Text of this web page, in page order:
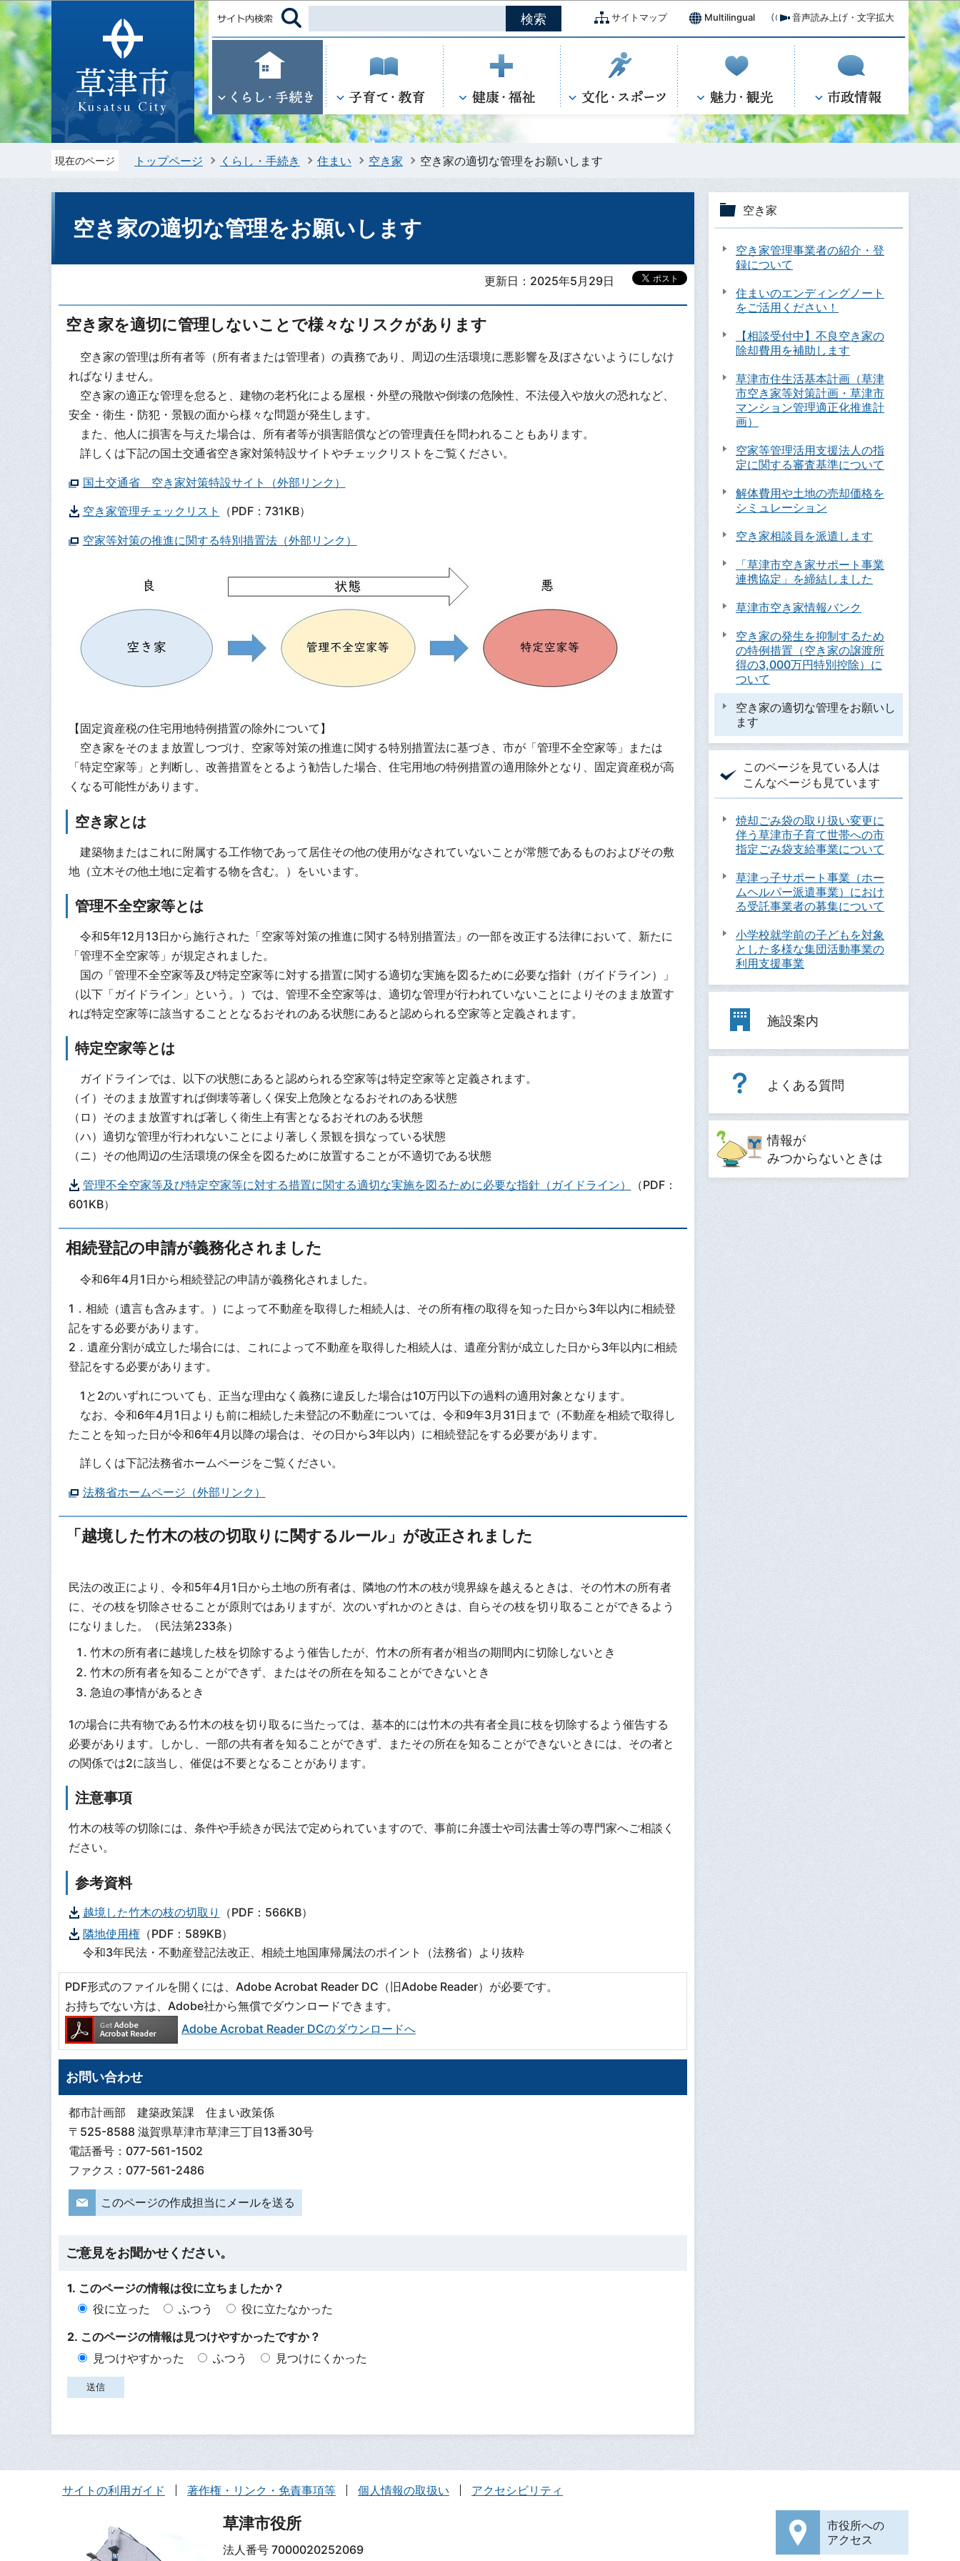
このページの本文へ移動
サイトマップ Multilingual 音声読み上げ・文字拡大
現在のページ トップページ くらし・手続き 住まい 空き家 空き家の適切な管理をお願いします
空き家の適切な管理をお願いします
更新日：2025年5月29日
空き家を適切に管理しないことで様々なリスクがあります
空き家の管理は所有者等（所有者または管理者）の責務であり、周辺の生活環境に悪影響を及ぼさないようにしなけ
ればなりません。
空き家の適正な管理を怠ると、建物の老朽化による屋根・外壁の飛散や倒壊の危険性、不法侵入や放火の恐れなど、
安全・衛生・防犯・景観の面から様々な問題が発生します。
また、他人に損害を与えた場合は、所有者等が損害賠償などの管理責任を問われることもあります。
詳しくは下記の国土交通省空き家対策特設サイトやチェックリストをご覧ください。
国土交通省 空き家対策特設サイト（外部リンク）
空き家管理チェックリスト （PDF：731KB）
空家等対策の推進に関する特別措置法（外部リンク）
【固定資産税の住宅用地特例措置の除外について】
空き家をそのまま放置しつづけ、空家等対策の推進に関する特別措置法に基づき、市が「管理不全空家等」または
「特定空家等」と判断し、改善措置をとるよう勧告した場合、住宅用地の特例措置の適用除外となり、固定資産税が高
くなる可能性があります。
空き家とは
建築物またはこれに附属する工作物であって居住その他の使用がなされていないことが常態であるものおよびその敷
地（立木その他土地に定着する物を含む。）をいいます。
管理不全空家等とは
令和5年12月13日から施行された「空家等対策の推進に関する特別措置法」の一部を改正する法律において、新たに
「管理不全空家等」が規定されました。
国の「管理不全空家等及び特定空家等に対する措置に関する適切な実施を図るために必要な指針（ガイドライン）」
（以下「ガイドライン」という。）では、管理不全空家等は、適切な管理が行われていないことによりそのまま放置す
れば特定空家等に該当することとなるおそれのある状態にあると認められる空家等と定義されます。
特定空家等とは
ガイドラインでは、以下の状態にあると認められる空家等は特定空家等と定義されます。
（イ）そのまま放置すれば倒壊等著しく保安上危険となるおそれのある状態
（ロ）そのまま放置すれば著しく衛生上有害となるおそれのある状態
（ハ）適切な管理が行われないことにより著しく景観を損なっている状態
（ニ）その他周辺の生活環境の保全を図るために放置することが不適切である状態
管理不全空家等及び特定空家等に対する措置に関する適切な実施を図るために必要な指針（ガイドライン）
（PDF：
601KB）
相続登記の申請が義務化されました
令和6年4月1日から相続登記の申請が義務化されました。
1．相続（遺言も含みます。）によって不動産を取得した相続人は、その所有権の取得を知った日から3年以内に相続登
記をする必要があります。
2．遺産分割が成立した場合には、これによって不動産を取得した相続人は、遺産分割が成立した日から3年以内に相続
登記をする必要があります。
1と2のいずれについても、正当な理由なく義務に違反した場合は10万円以下の過料の適用対象となります。
なお、令和6年4月1日よりも前に相続した未登記の不動産については、令和9年3月31日まで（不動産を相続で取得し
たことを知った日が令和6年4月以降の場合は、その日から3年以内）に相続登記をする必要があります。
詳しくは下記法務省ホームページをご覧ください。
法務省ホームページ（外部リンク）
「越境した竹木の枝の切取りに関するルール」が改正されました
民法の改正により、令和5年4月1日から土地の所有者は、隣地の竹木の枝が境界線を越えるときは、その竹木の所有者
に、その枝を切除させることが原則ではありますが、次のいずれかのときは、自らその枝を切り取ることができるよう
になりました。（民法第233条）
竹木の所有者に越境した枝を切除するよう催告したが、竹木の所有者が相当の期間内に切除しないとき
竹木の所有者を知ることができず、またはその所在を知ることができないとき
急迫の事情があるとき
1の場合に共有物である竹木の枝を切り取るに当たっては、基本的には竹木の共有者全員に枝を切除するよう催告する
必要があります。しかし、一部の共有者を知ることができず、またその所在を知ることができないときには、その者と
の関係では2に該当し、催促は不要となることがあります。
注意事項
竹木の枝等の切除には、条件や手続きが民法で定められていますので、事前に弁護士や司法書士等の専門家へご相談く
ださい。
参考資料
越境した竹木の枝の切取り
（PDF：566KB）
隣地使用権（PDF：589KB）
令和3年民法・不動産登記法改正、相続土地国庫帰属法のポイント（法務省）より抜粋
PDF形式のファイルを開くには、Adobe Acrobat Reader DC（旧Adobe Reader）が必要です。
お持ちでない方は、Adobe社から無償でダウンロードできます。
Adobe Acrobat Reader DCのダウンロードへ
お問い合わせ
都市計画部 建築政策課 住まい政策係
〒525-8588 滋賀県草津市草津三丁目13番30号
電話番号：077-561-1502
ファクス：077-561-2486
このページの作成担当にメールを送る
ご意見をお聞かせください。
1. このページの情報は役に立ちましたか？
役に立った
ふつう
役に立たなかった
2. このページの情報は見つけやすかったですか？
見つけやすかった
ふつう 見つけにくかった
空き家
空き家管理事業者の紹介・登
録について
住まいのエンディングノート
をご活用ください！
【相談受付中】不良空き家の
除却費用を補助します
草津市住生活基本計画（草津
市空き家等対策計画・草津市
マンション管理適正化推進計
画）
空家等管理活用支援法人の指
定に関する審査基準について
解体費用や土地の売却価格を
シミュレーション
空き家相談員を派遣します
「草津市空き家サポート事業
連携協定」を締結しました
草津市空き家情報バンク
空き家の発生を抑制するため
の特例措置（空き家の譲渡所
得の3,000万円特別控除）に
ついて
空き家の適切な管理をお願いし
ます
このページを見ている人は
こんなページも見ています
焼却ごみ袋の取り扱い変更に
伴う草津市子育て世帯への市
指定ごみ袋支給事業について
草津っ子サポート事業（ホー
ムヘルパー派遣事業）におけ
る受託事業者の募集について
小学校就学前の子どもを対象
とした多様な集団活動事業の
利用支援事業
施設案内
よくある質問
情報が
みつからないときは
サイトの利用ガイド 著作権・リンク・免責事項等 個人情報の取扱い アクセシビリティ
草津市役所
法人番号 7000020252069
市役所への
アクセス